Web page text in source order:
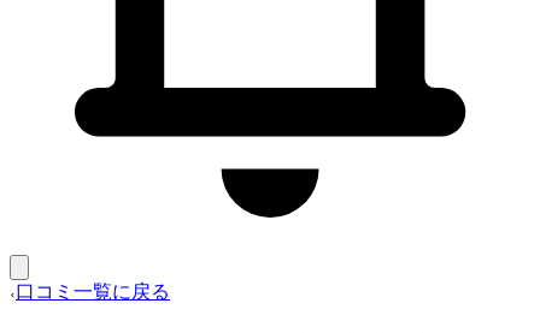
口コミ一覧に戻る